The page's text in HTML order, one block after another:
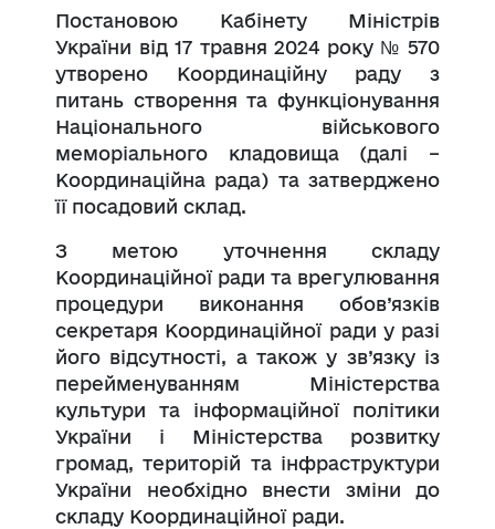
Постановою Кабінету Міністрів
України від 17 травня 2024 року № 570
утворено Координаційну раду з
питань створення та функціонування
Національного військового
меморіального кладовища (далі –
Координаційна рада) та затверджено
її посадовий склад.
З метою уточнення складу
Координаційної ради та врегулювання
процедури виконання обов’язків
секретаря Координаційної ради у разі
його відсутності, а також у зв’язку із
перейменуванням Міністерства
культури та інформаційної політики
України і Міністерства розвитку
громад, територій та інфраструктури
України необхідно внести зміни до
складу Координаційної ради.